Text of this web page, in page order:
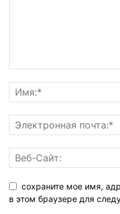
сохраните мое имя,
в этом браузере для